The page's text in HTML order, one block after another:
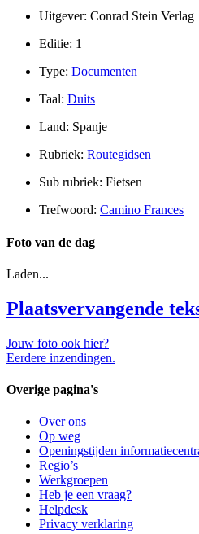
Uitgever: Conrad Stein Verlag
Editie: 1
Type: Documenten
Taal: Duits
Land: Spanje
Rubriek: Routegidsen
Sub rubriek: Fietsen
Trefwoord: Camino Frances
Foto van de dag
Laden...
Plaatsvervangende
Jouw foto ook hier?
Eerdere inzendingen.
Overige pagina's
Over ons
Op weg
Openingstijden
Regio’s
Werkgroepen
Heb je een vraag?
Helpdesk
Privacy verklaring